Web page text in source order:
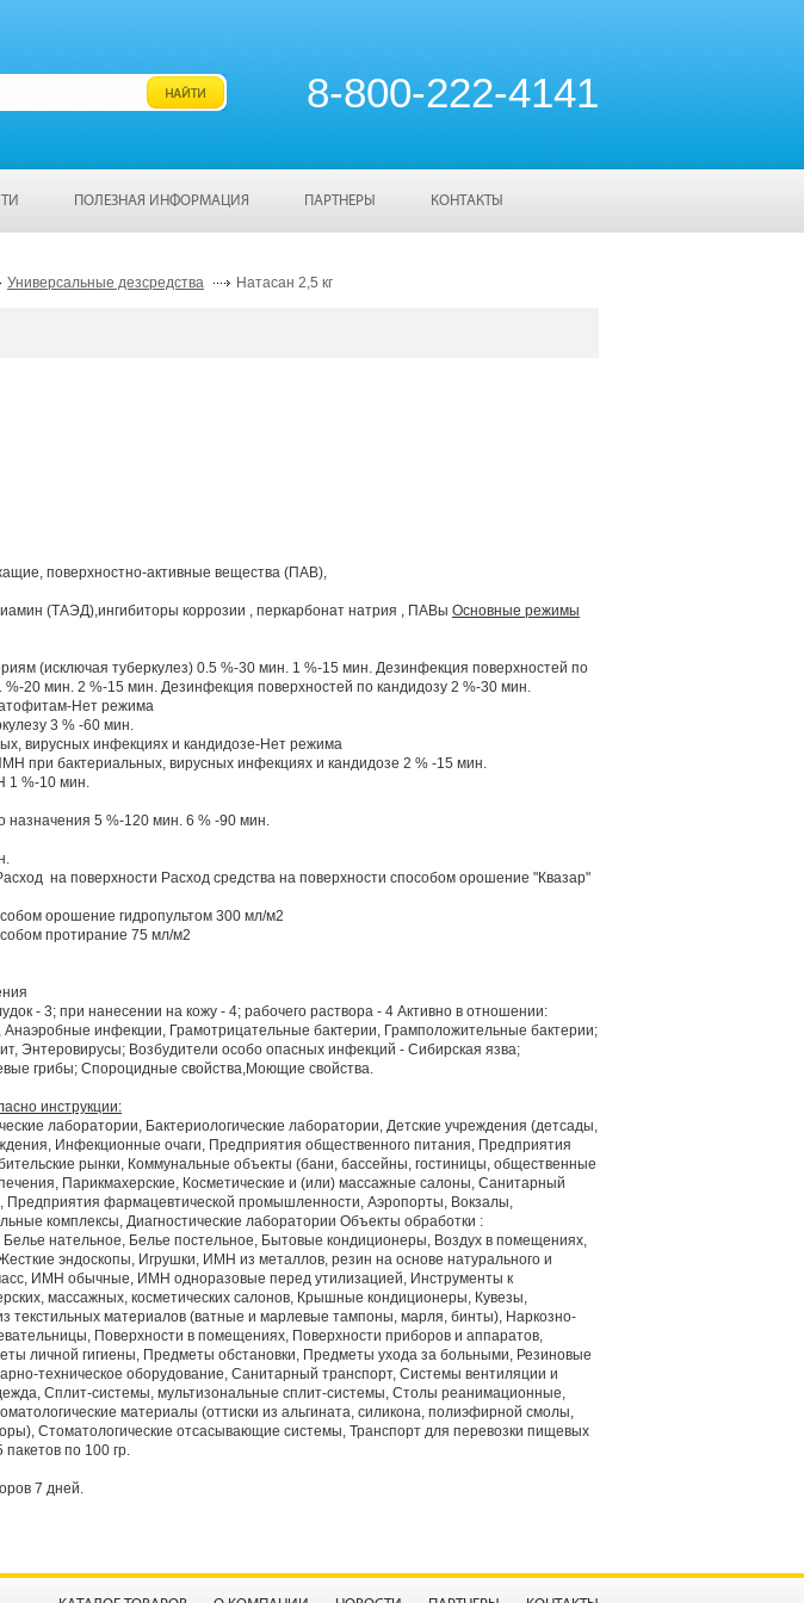
8-800-222-4141
ПОЛЕЗНАЯ ИНФОРМАЦИЯ ПАРТНЕРЫ КОНТАКТЫ
Универсальные дезсредства Натасан 2,5 кг
поверхностно-активные вещества (ПАВ),
(ТАЭД),ингибиторы коррозии , перкарбонат натрия , ПАВы Основные режимы
(исключая туберкулез) 0.5 %-30 мин. 1 %-15 мин. Дезинфекция поверхностей по
20 мин. 2 %-15 мин. Дезинфекция поверхностей по кандидозу 2 %-30 мин.
Нет режима
3 % -60 мин.
вирусных инфекциях и кандидозе-Нет режима
при бактериальных, вирусных инфекциях и кандидозе 2 % -15 мин.
1 %-10 мин.
назначения 5 %-120 мин. 6 % -90 мин.
на поверхности Расход средства на поверхности способом орошение "Квазар"
орошение гидропультом 300 мл/м2
протирание 75 мл/м2
- 3; при нанесении на кожу - 4; рабочего раствора - 4 Активно в отношении:
Анаэробныe инфекции, Грамотрицательные бактерии, Грамположительные бактерии;
Энтеровирусы; Возбудители особо опасных инфекций - Сибирская язва;
грибы; Спороцидные свойства,Моющие свойства.
инструкции:
лаборатории, Бактериологические лаборатории, Детские учреждения (детсады,
Инфекционные очаги, Предприятия общественного питания, Предприятия
рынки, Коммунальные объекты (бани, бассейны, гостиницы, общественные
Парикмахерские, Косметические и (или) массажные салоны, Санитарный
Предприятия фармацевтической промышленности, Аэропорты, Вокзалы,
комплексы, Диагностические лаборатории Объекты обработки :
Белье нательное, Белье постельное, Бытовые кондиционеры, Воздух в помещениях,
эндоскопы, Игрушки, ИМН из металлов, резин на основе натурального и
ИМН обычные, ИМН одноразовые перед утилизацией, Инструменты к
массажных, косметических салонов, Крышные кондиционеры, Кувезы,
текстильных материалов (ватные и марлевые тампоны, марля, бинты), Наркозно-
Поверхности в помещениях, Поверхности приборов и аппаратов,
личной гигиены, Предметы обстановки, Предметы ухода за больными, Резиновые
техническое оборудование, Санитарный транспорт, Системы вентиляции и
Сплит-системы, мультизональные сплит-системы, Столы реанимационные,
материалы (оттиски из альгината, силикона, полиэфирной смолы,
Стоматологические отсасывающие системы, Транспорт для перевозки пищевых
по 100 гр.
7 дней.